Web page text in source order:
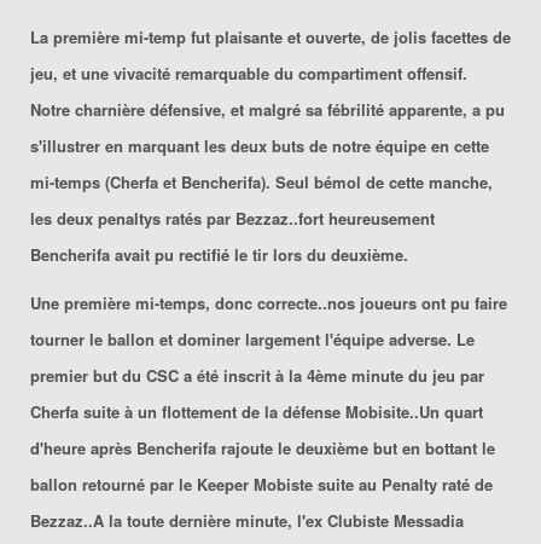
La première mi-temp fut plaisante et ouverte, de jolis facettes de
jeu, et une vivacité remarquable du compartiment offensif.
Notre charnière défensive, et malgré sa fébrilité apparente, a pu
s'illustrer en marquant les deux buts de notre équipe en cette
mi-temps (Cherfa et Bencherifa). Seul bémol de cette manche,
les deux penaltys ratés par Bezzaz..fort heureusement
Bencherifa avait pu rectifié le tir lors du deuxième.
Une première mi-temps, donc correcte..nos joueurs ont pu faire
tourner le ballon et dominer largement l'équipe adverse. Le
premier but du CSC a été inscrit à la 4ème minute du jeu par
Cherfa suite à un flottement de la défense Mobisite..Un quart
d'heure après Bencherifa rajoute le deuxième but en bottant le
ballon retourné par le Keeper Mobiste suite au Penalty raté de
Bezzaz..A la toute dernière minute, l'ex Clubiste Messadia